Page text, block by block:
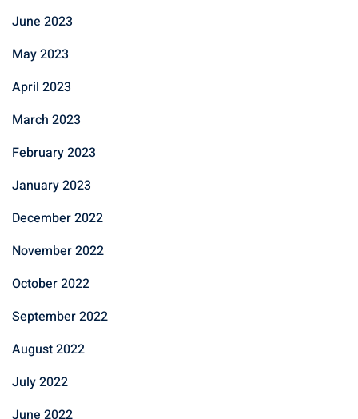
June 2023
May 2023
April 2023
March 2023
February 2023
January 2023
December 2022
November 2022
October 2022
September 2022
August 2022
July 2022
June 2022